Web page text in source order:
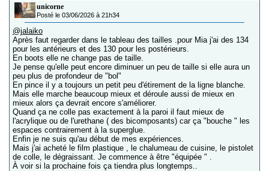
unicorne
Posté le 03/06/2026 à 21h34
@jalaiko
Après faut regarder dans le tableau des tailles .pour Mia j'ai des 134
pour les antérieurs et des 130 pour les postérieurs.
En boots elle ne change pas de taille.
Je pense qu'elle peut encore diminuer un peu de taille si elle aura un
peu plus de profondeur de "bol"
En pince il y a toujours un petit peu d'étirement de la ligne blanche.
Mais elle marche beaucoup mieux et déroule aussi de mieux en
mieux alors ça devrait encore s'améliorer.
Quand ça ne colle pas exactement à la paroi il faut mieux de
l'acrylique ou de l'urethane ( des bicomposants) car ça "bouche " les
espaces contrairement à la superglue.
Enfin je ne suis qu'au début de mes expériences.
Mais j'ai acheté le film plastique , le chalumeau de cuisine, le pistolet
de colle, le dégraissant. Je commence à être "équipée " .
À voir si la prochaine fois ça tiendra plus longtemps..